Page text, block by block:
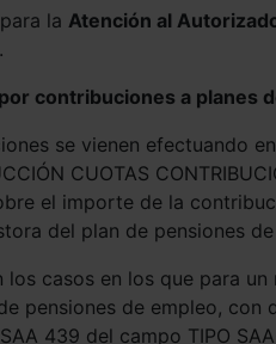
la Atención al
contribuciones a planes
se vienen efectuando
CUOTAS
el importe de la
del plan de pensiones
los casos en los que para
pensiones de empleo,
439 del campo TIPO